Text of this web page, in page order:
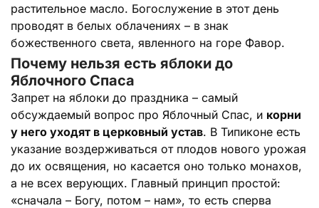
растительное масло. Богослужение в этот день
проводят в белых облачениях – в знак
божественного света, явленного на горе Фавор.
Почему нельзя есть яблоки до
Яблочного Спаса
Запрет на яблоки до праздника – самый
обсуждаемый вопрос про Яблочный Спас, и корни
у него уходят в церковный устав. В Типиконе есть
указание воздерживаться от плодов нового урожая
до их освящения, но касается оно только монахов,
а не всех верующих. Главный принцип простой:
«сначала – Богу, потом – нам», то есть сперва